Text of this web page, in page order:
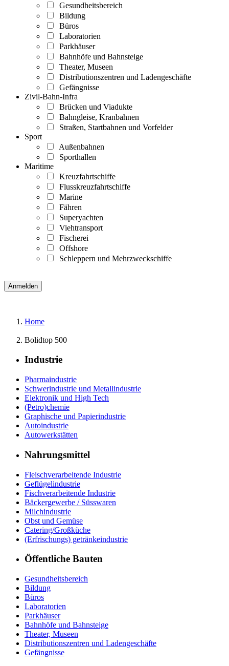
Gesundheitsbereich
Bildung
Büros
Laboratorien
Parkhäuser
Bahnhöfe und Bahnsteige
Theater, Museen
Distributionszentren und Ladengeschäfte
Gefängnisse
Zivil-Bahn-Infra
Brücken und Viadukte
Bahngleise, Kranbahnen
Straßen, Startbahnen und Vorfelder
Sport
Außenbahnen
Sporthallen
Maritime
Kreuzfahrtschiffe
Flusskreuzfahrtschiffe
Marine
Fähren
Superyachten
Viehtransport
Fischerei
Offshore
Schleppern und Mehrzweckschiffe
Home
Bolidtop 500
Industrie
Pharmaindustrie
Schwerindustrie und Metallindustrie
Elektronik und High Tech
(Petro)chemie
Graphische und Papierindustrie
Autoindustrie
Autowerkstätten
Nahrungsmittel
Fleischverarbeitende Industrie
Geflügelindustrie
Fischverarbeitende Industrie
Bäckergewerbe / Süsswaren
Milchindustrie
Obst und Gemüse
Catering/Großküche
(Erfrischungs) getränkeindustrie
Öffentliche Bauten
Gesundheitsbereich
Bildung
Büros
Laboratorien
Parkhäuser
Bahnhöfe und Bahnsteige
Theater, Museen
Distributionszentren und Ladengeschäfte
Gefängnisse